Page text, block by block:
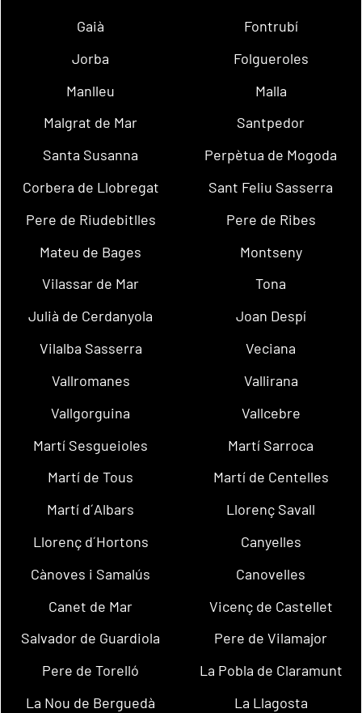
Gaià
Fontrubí
Jorba
Folgueroles
Manlleu
Malla
Malgrat de Mar
Santpedor
Santa Susanna
Perpètua de Mogoda
Corbera de Llobregat
Sant Feliu Sasserra
Pere de Riudebitlles
Pere de Ribes
Mateu de Bages
Montseny
Vilassar de Mar
Tona
Julià de Cerdanyola
Joan Despí
Vilalba Sasserra
Veciana
Vallromanes
Vallirana
Vallgorguina
Vallcebre
Martí Sesgueioles
Martí Sarroca
Martí de Tous
Martí de Centelles
Martí d´Albars
Llorenç Savall
Llorenç d´Hortons
Canyelles
Cànoves i Samalús
Canovelles
Canet de Mar
Vicenç de Castellet
Salvador de Guardiola
Pere de Vilamajor
Pere de Torelló
La Pobla de Claramunt
La Nou de Berguedà
La Llagosta